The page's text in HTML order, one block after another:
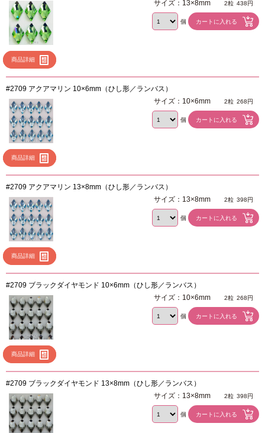
商品詳細
サイズ：13×8mm 2粒 438円
個
#2709 アクアマリン 10×6mm（ひし形／ランバス）
商品詳細
サイズ：10×6mm 2粒 268円
個
#2709 アクアマリン 13×8mm（ひし形／ランバス）
商品詳細
サイズ：13×8mm 2粒 398円
個
#2709 ブラックダイヤモンド 10×6mm（ひし形／ランバス）
商品詳細
サイズ：10×6mm 2粒 268円
個
#2709 ブラックダイヤモンド 13×8mm（ひし形／ランバス）
サイズ：13×8mm
2粒 398円
個